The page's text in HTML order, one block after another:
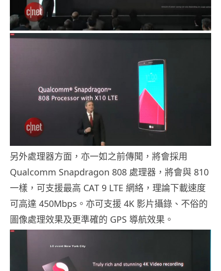
另外處理器方面，亦一如之前傳聞，將會採用
Qualcomm Snapdragon 808 處理器，將會與 810
一樣，可支援最高 CAT 9 LTE 網絡，理論下載速度
可高達 450Mbps。亦可支援 4K 影片攝錄、不俗的
圖像處理效果及更準確的 GPS 導航效果。